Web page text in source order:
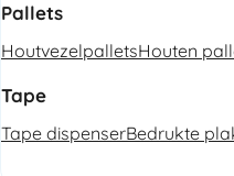
Pallets
HoutvezelpalletsHouten
Tape
Tape dispenserBedrukte